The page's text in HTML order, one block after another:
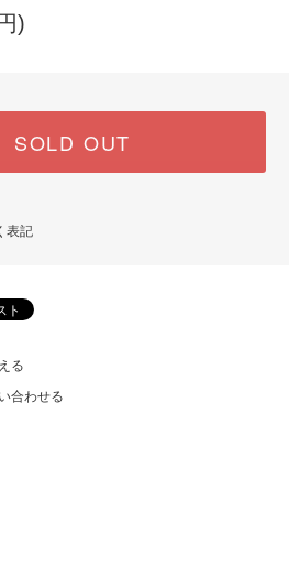
)
SOLD OUT
表記
る
合わせる